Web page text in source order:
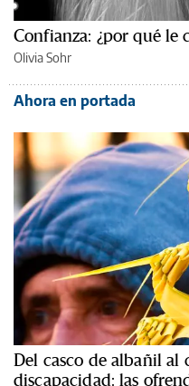
Confianza: ¿por qué le
Olivia Sohr
Ahora en portada
Del casco de albañil al
discapacidad: las